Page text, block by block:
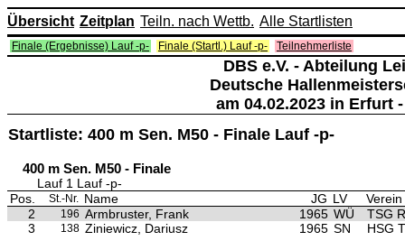
Übersicht Zeitplan Teiln. nach Wettb. Alle Startlisten
Finale (Ergebnisse) Lauf -p- Finale (Startl.) Lauf -p- Teilnehmerliste
DBS e.V. - Abteilung
Deutsche
am 04.02.2023 in Erfurt
Startliste: 400 m Sen. M50 - Finale Lauf -p-
400 m Sen. M50 - Finale
Lauf 1 Lauf -p-
Pos.
St.-Nr. Name JG LV
Verein
2
196 Armbruster, Frank 1965 WÜ
TSG
3
138 Ziniewicz, Dariusz 1965 SN HSG